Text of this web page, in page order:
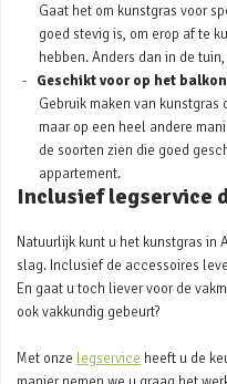
Gaat het om kunstgras voor
goed stevig is, om erop af te
hebben. Anders dan in de
Geschikt voor op het balkon
Gebruik maken van
maar op een heel andere
de soorten zien die goed
appartement.
Inclusief legservice
Natuurlijk kunt u het kunstgras in
slag. Inclusief de accessoires
En gaat u toch liever voor de
ook vakkundig gebeurt?
Met onze legservice heeft u de